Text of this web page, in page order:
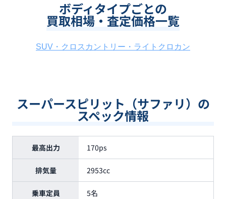
ボディタイプごとの
買取相場・査定価格一覧
SUV・クロスカントリー・ライトクロカン
スーパースピリット（サファリ）の
スペック情報
最高出力 170ps
排気量 2953cc
乗車定員 5名